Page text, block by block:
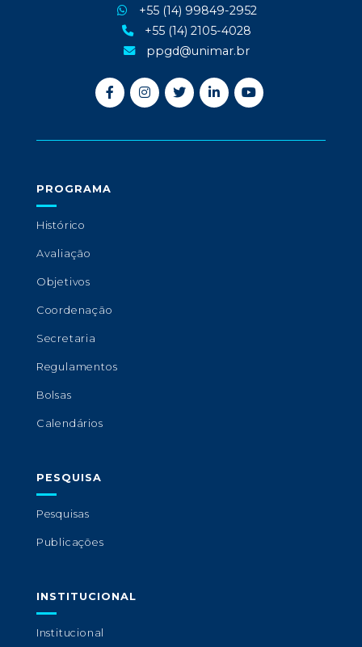
+55 (14) 99849-2952
+55 (14) 2105-4028
ppgd@unimar.br
PROGRAMA
Histórico
Avaliação
Objetivos
Coordenação
Secretaria
Regulamentos
Bolsas
Calendários
PESQUISA
Pesquisas
Publicações
INSTITUCIONAL
Institucional